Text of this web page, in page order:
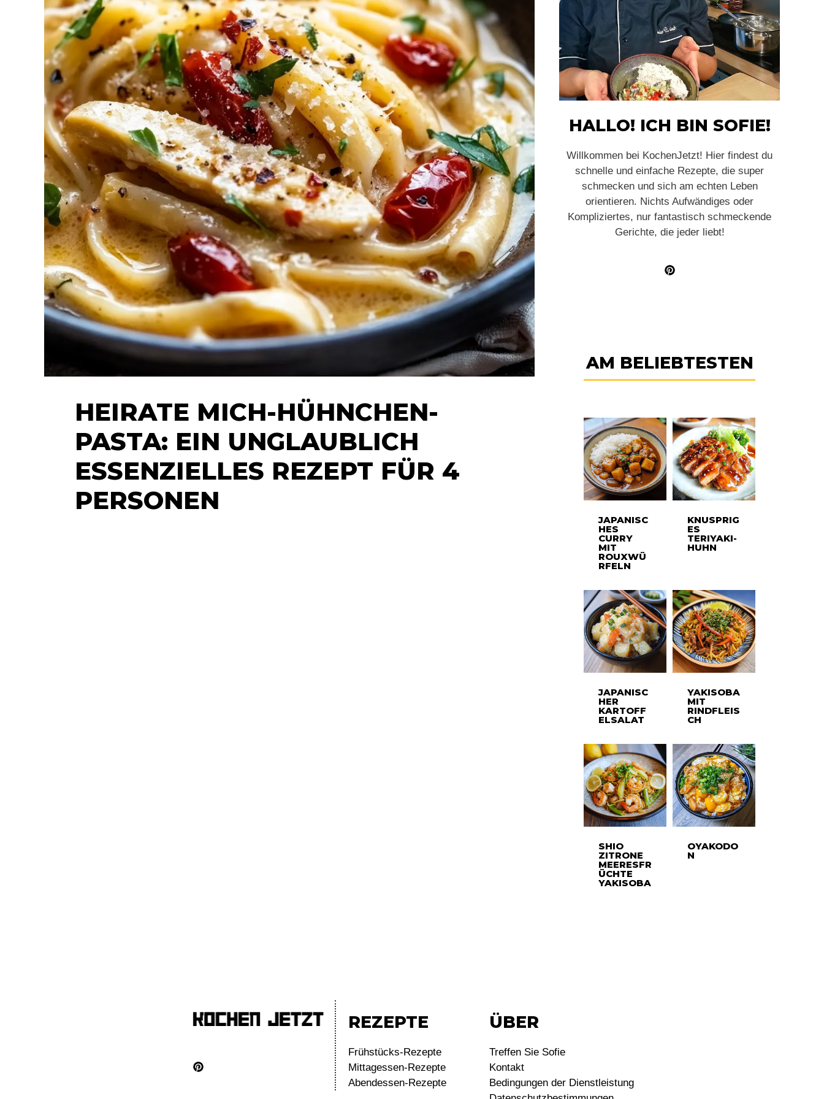
HEIRATE MICH-HÜHNCHEN-
PASTA: EIN UNGLAUBLICH
ESSENZIELLES REZEPT FÜR 4
PERSONEN
HALLO! ICH BIN SOFIE!
Willkommen bei KochenJetzt! Hier findest du
schnelle und einfache Rezepte, die super
schmecken und sich am echten Leben
orientieren. Nichts Aufwändiges oder
Kompliziertes, nur fantastisch schmeckende
Gerichte, die jeder liebt!
AM BELIEBTESTEN
JAPANISC
HES
CURRY
MIT
ROUXWÜ
RFELN
KNUSPRIG
ES
TERIYAKI-
HUHN
JAPANISC
HER
KARTOFF
ELSALAT
YAKISOBA
MIT
RINDFLEIS
CH
SHIO
ZITRONE
MEERESFR
ÜCHTE
YAKISOBA
OYAKODO
N
REZEPTE
Frühstücks-Rezepte
Mittagessen-Rezepte
Abendessen-Rezepte
ÜBER
Treffen Sie Sofie
Kontakt
Bedingungen der Dienstleistung